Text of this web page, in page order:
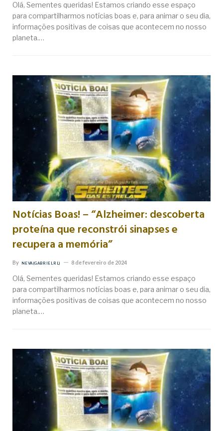
Olá, Sementes queridas! Estamos criando esse espaço
para compartilharmos notícias boas e, para animar o seu dia,
informações positivas de coisas que acontecem no nosso
planeta.…
Notícias Boas! – “Alzheimer: descoberta
proteína que reconstrói sinapses e
recupera a memória”
By NEVA (GABRIEL RL) 8 de fevereiro de 2024
Olá, Sementes queridas! Estamos criando esse espaço
para compartilharmos notícias boas e, para animar o seu dia,
informações positivas de coisas que acontecem no nosso
planeta.…